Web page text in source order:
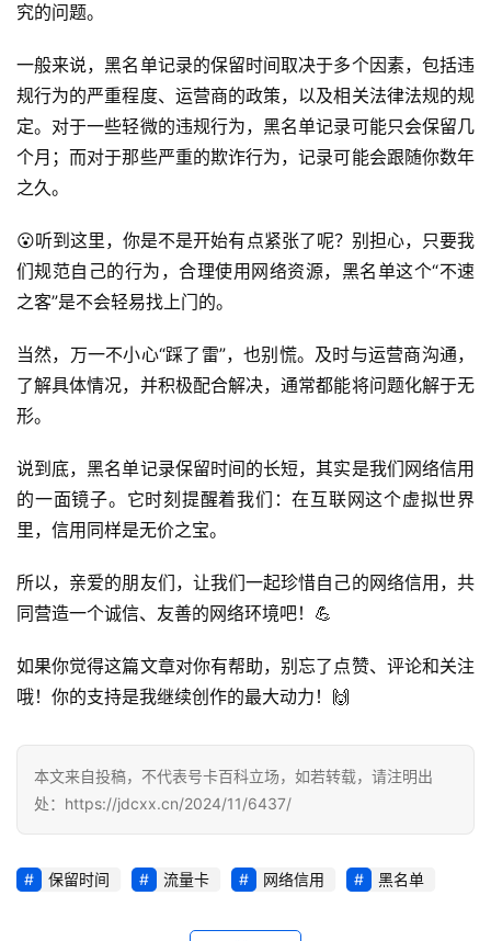
首
号
卡
科
防
知
识
业
资
流
推
荐
号
码
登录 注册
投稿
究的问题。
一般来说，黑名单记录的保留时间取决于多个因素，包括违
规行为的严重程度、运营商的政策，以及相关法律法规的规
定。对于一些轻微的违规行为，黑名单记录可能只会保留几
个月；而对于那些严重的欺诈行为，记录可能会跟随你数年
之久。
😮听到这里，你是不是开始有点紧张了呢？别担心，只要我
们规范自己的行为，合理使用网络资源，黑名单这个“不速
之客”是不会轻易找上门的。
当然，万一不小心“踩了雷”，也别慌。及时与运营商沟通，
了解具体情况，并积极配合解决，通常都能将问题化解于无
形。
说到底，黑名单记录保留时间的长短，其实是我们网络信用
的一面镜子。它时刻提醒着我们：在互联网这个虚拟世界
里，信用同样是无价之宝。
所以，亲爱的朋友们，让我们一起珍惜自己的网络信用，共
同营造一个诚信、友善的网络环境吧！💪
如果你觉得这篇文章对你有帮助，别忘了点赞、评论和关注
哦！你的支持是我继续创作的最大动力！🙌
本文来自投稿，不代表号卡百科立场，如若转载，请注明出
处：https://jdcxx.cn/2024/11/6437/
保留时间 流量卡 网络信用 黑名单